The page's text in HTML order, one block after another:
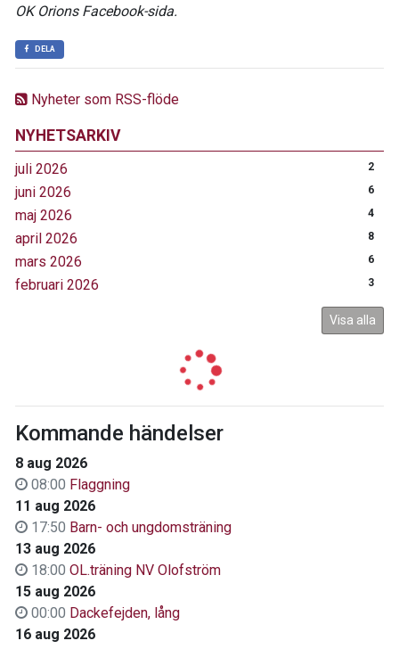
Nyheter som RSS-flöde
NYHETSARKIV
juli 2026 2
juni 2026 6
maj 2026 4
april 2026 8
mars 2026 6
februari 2026 3
Visa alla
Kommande händelser
8 aug 2026
08:00 Flaggning
11 aug 2026
17:50 Barn- och ungdomsträning
13 aug 2026
18:00 OL.träning NV Olofström
15 aug 2026
00:00 Dackefejden, lång
16 aug 2026
OK Orions Facebook-sida.
DELA